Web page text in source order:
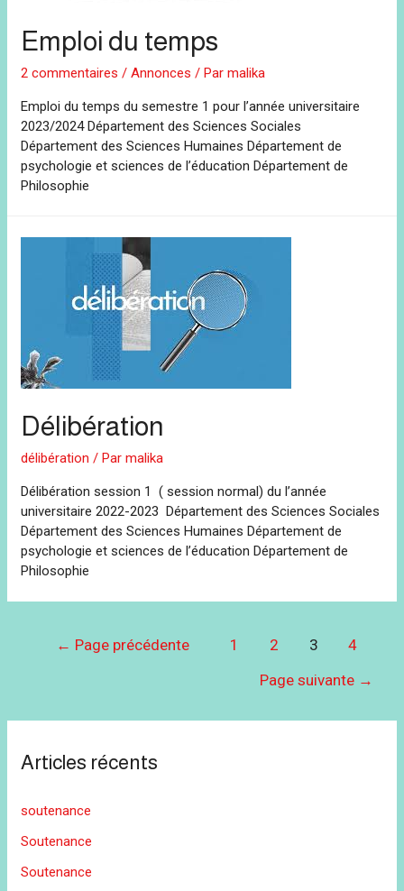
Emploi du temps
2 commentaires /Annonces / Parmalika
Emploi du temps du semestre 1 pour l’année universitaire
2023/2024 Département des Sciences Sociales
Département des Sciences Humaines Département de
psychologie et sciences de l’éducation Département de
Philosophie
Délibération
délibération / Parmalika
Délibération session 1 ( session normal) du l’année
universitaire 2022-2023 Département des Sciences Sociales
Département des Sciences Humaines Département de
psychologie et sciences de l’éducation Département de
Philosophie
Navigation
← Page précédente 1 2 3
4
Page suivante →
Articles récents
soutenance
Soutenance
Soutenance